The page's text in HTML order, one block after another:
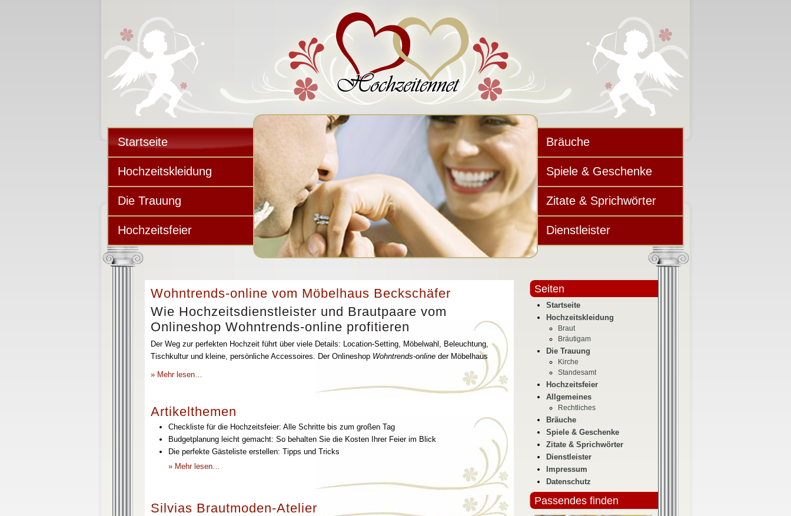
Startseite
Hochzeitskleidung
Die Trauung
Hochzeitsfeier
Bräuche
Spiele & Geschenke
Zitate & Sprichwörter
Dienstleister
Wohntrends-online vom Möbelhaus Beckschäfer
Wie Hochzeitsdienstleister und Brautpaare vom
Onlineshop Wohntrends-online profitieren
Der Weg zur perfekten Hochzeit führt über viele Details: Location-Setting, Möbelwahl, Beleuchtung,
Tischkultur und kleine, persönliche Accessoires. Der Onlineshop Wohntrends-online der Möbelhaus
» Mehr lesen…
Artikelthemen
Checkliste für die Hochzeitsfeier: Alle Schritte bis zum großen Tag
Budgetplanung leicht gemacht: So behalten Sie die Kosten Ihrer Feier im Blick
Die perfekte Gästeliste erstellen: Tipps und Tricks
» Mehr lesen…
Silvias Brautmoden-Atelier
Seiten
Startseite
Hochzeitskleidung
Braut
Bräutigam
Die Trauung
Kirche
Standesamt
Hochzeitsfeier
Allgemeines
Rechtliches
Bräuche
Spiele & Geschenke
Zitate & Sprichwörter
Dienstleister
Impressum
Datenschutz
Passendes finden